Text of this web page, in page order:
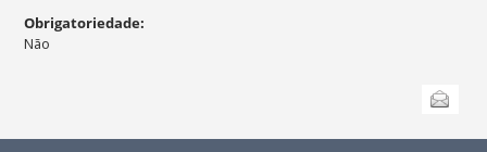
Obrigatoriedade:
Não